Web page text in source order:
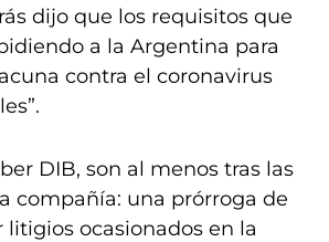
dijo que los requisitos que
a la Argentina para
contra el coronavirus
DIB, son al menos tras las
compañía: una prórroga de
ocasionados en la